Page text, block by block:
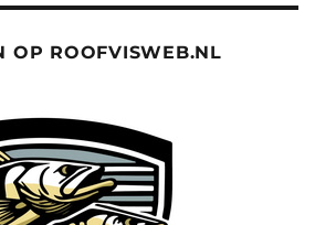
OP ROOFVISWEB.NL